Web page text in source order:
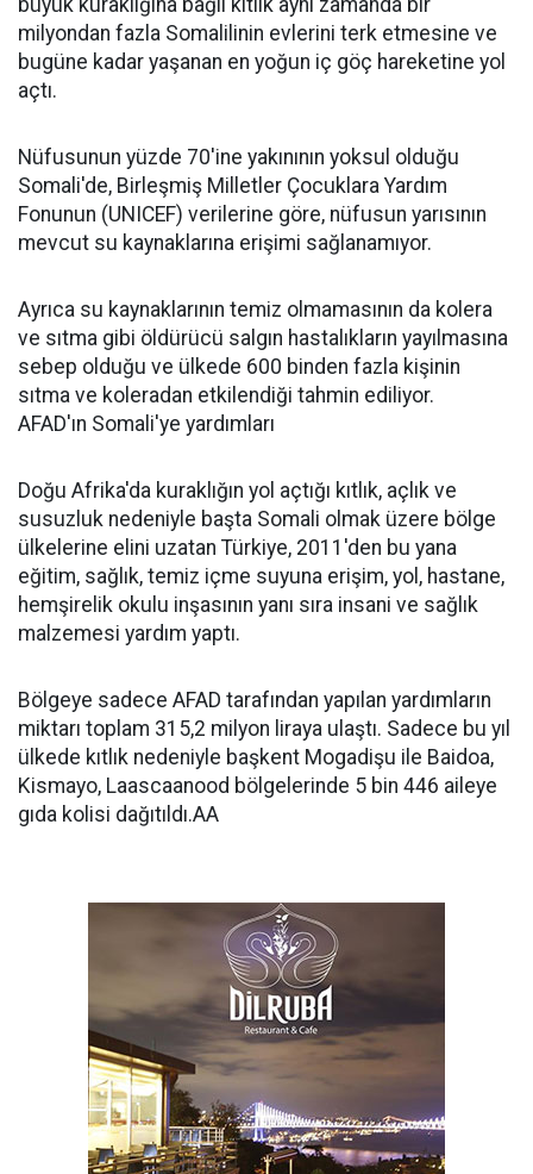
büyük kuraklığına bağlı kıtlık aynı zamanda bir
milyondan fazla Somalilinin evlerini terk etmesine ve
bugüne kadar yaşanan en yoğun iç göç hareketine yol
açtı.
Nüfusunun yüzde 70'ine yakınının yoksul olduğu
Somali'de, Birleşmiş Milletler Çocuklara Yardım
Fonunun (UNICEF) verilerine göre, nüfusun yarısının
mevcut su kaynaklarına erişimi sağlanamıyor.
Ayrıca su kaynaklarının temiz olmamasının da kolera
ve sıtma gibi öldürücü salgın hastalıkların yayılmasına
sebep olduğu ve ülkede 600 binden fazla kişinin
sıtma ve koleradan etkilendiği tahmin ediliyor.
AFAD'ın Somali'ye yardımları
Doğu Afrika'da kuraklığın yol açtığı kıtlık, açlık ve
susuzluk nedeniyle başta Somali olmak üzere bölge
ülkelerine elini uzatan Türkiye, 2011'den bu yana
eğitim, sağlık, temiz içme suyuna erişim, yol, hastane,
hemşirelik okulu inşasının yanı sıra insani ve sağlık
malzemesi yardım yaptı.
Bölgeye sadece AFAD tarafından yapılan yardımların
miktarı toplam 315,2 milyon liraya ulaştı. Sadece bu yıl
ülkede kıtlık nedeniyle başkent Mogadişu ile Baidoa,
Kismayo, Laascaanood bölgelerinde 5 bin 446 aileye
gıda kolisi dağıtıldı.AA